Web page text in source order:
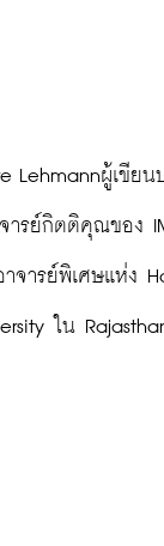
จารย์กิตติคุณของ
จารย์พิเศษแห่ง
ใน